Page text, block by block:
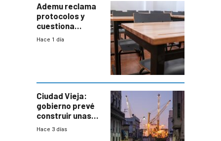
Ademu reclama
protocolos y
cuestiona
demora de
Hace 1 día
Ciudad Vieja:
gobierno prevé
construir unas
mil viviendas en
Hace 3 días